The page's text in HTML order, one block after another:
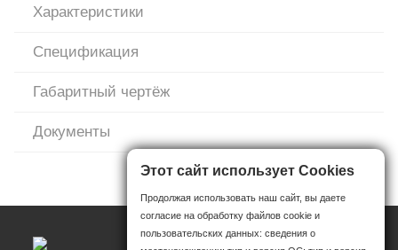
Характеристики
Спецификация
Габаритный чертёж
Документы
Этот сайт использует Cookies
Продолжая использовать наш сайт, вы даете
согласие на обработку файлов cookie и
пользовательских данных: сведения о